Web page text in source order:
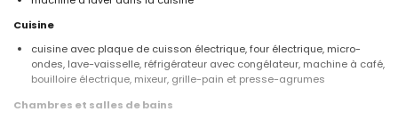
Cuisine
cuisine avec plaque de cuisson électrique, four électrique, micro-
ondes, lave-vaisselle, réfrigérateur avec congélateur, machine à café,
bouilloire électrique, mixeur, grille-pain et presse-agrumes
Chambres et salles de bains